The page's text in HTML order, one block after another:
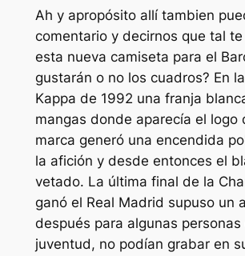
Ah y apropósito allí tambien
comentario y decirnos que tal
esta nueva camiseta para el
gustarán o no los cuadros? En
Kappa de 1992 una franja
mangas donde aparecía el logo
marca generó una encendida
la afición y desde entonces el
vetado. La última final de la
ganó el Real Madrid supuso un
después para algunas personas
juventud, no podían grabar en